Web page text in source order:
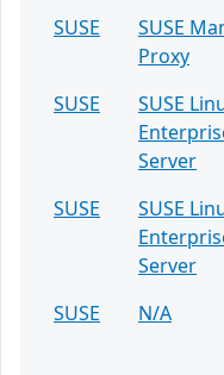
SUSE
SUSE
Proxy
SUSE
SUSE
Server
SUSE
SUSE
Server
SUSE
N/A